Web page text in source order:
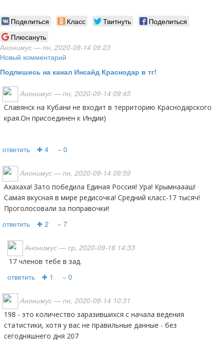
Поделиться Класс Твитнуть
Поделиться
Плюсануть
Анонимус — пн, 2020-09-14 09:23
Новый комментарий
Подпишись на канал Инсайд Краснодар в тг!
Анонимус — пн, 2020-09-14 09:45
Славянск на Кубани не входит в территорию Краснодарского
края.Он присоединен к Индии)
ответить ✚ 4 − 0
Анонимус — пн, 2020-09-14 09:59
Ахахаха! Зато победила Единая Россия! Ура! Крымнаааш!
Самая вкусная в мире редисочка! Средний класс-17 тысяч!
Проголосовали за поправочки!
ответить ✚ 2 − 7
Анонимус — ср, 2020-09-16 14:33
17 членов тебе в зад.
ответить ✚ 1 − 0
Анонимус — пн, 2020-09-14 10:31
198 - это количество заразившихся с начала ведения
статистики, хотя у вас не правильные данные - без
сегодняшнего дня 207